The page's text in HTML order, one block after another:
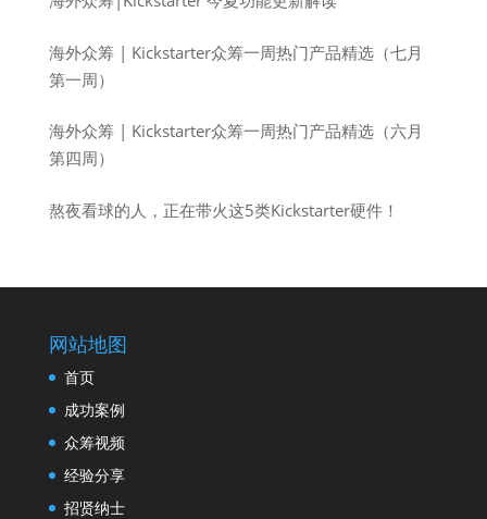
海外众筹 | Kickstarter众筹一周热门产品精选（七月
第一周）
海外众筹 | Kickstarter众筹一周热门产品精选（六月
第四周）
熬夜看球的人，正在带火这5类Kickstarter硬件！
网站地图
首页
成功案例
众筹视频
经验分享
招贤纳士